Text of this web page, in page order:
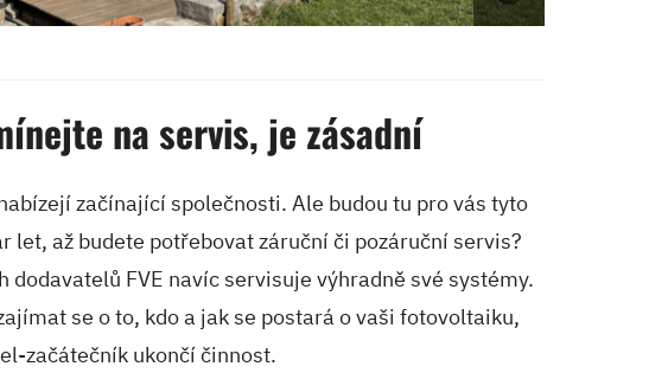
na servis, je zásadní
začínající společnosti. Ale budou tu pro vás tyto
let, až budete potřebovat záruční či pozáruční servis?
dodavatelů FVE navíc servisuje výhradně své systémy.
se o to, kdo a jak se postará o vaši fotovoltaiku,
začátečník ukončí činnost.